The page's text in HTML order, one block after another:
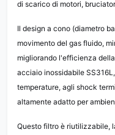
di scarico di motori,
Il design a cono (diametro
movimento del gas fluido,
migliorando l'efficienza
acciaio inossidabile
temperature, agli shock
altamente adatto per
Questo filtro è riutilizzabile,